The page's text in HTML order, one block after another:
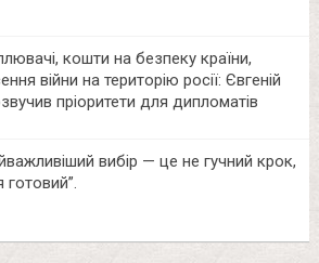
кошти на безпеку країни,
війни на територію росії: Євгеній
пріоритети для дипломатів
вибір — це не гучний крок,
готовий”.